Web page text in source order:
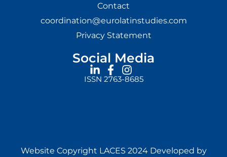
Contact
coordination@eurolatinstudies.com
Privacy Statement
Social Media
ISSN 2763-8685
Website Copyright LACES 2024 Developed by